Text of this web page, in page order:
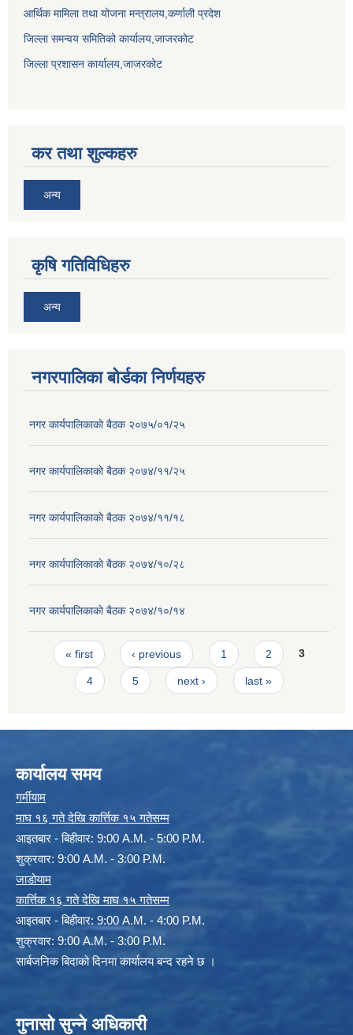
आर्थिक मामिला तथा योजना मन्त्रालय,कर्णाली प्रदेश
जिल्ला समन्वय समितिको कार्यालय,जाजरकाेट
जिल्ला प्रशासन कार्यालय,जाजरकोट
कर तथा शुल्कहरु
अन्य
कृषि गतिविधिहरु
अन्य
नगरपालिका बोर्डका निर्णयहरु
नगर कार्यपालिकाकाे बैठक २०७५/०१/२५
नगर कार्यपालिकाकाे बैठक २०७४/११/२५
नगर कार्यपालिकाकाे बैठक २०७४/११/१८
नगर कार्यपालिकाकाे बैठक २०७४/१०/२८
नगर कार्यपालिकाकाे बैठक २०७४/१०/१४
Pages
« first ‹ previous 1 2 3
4 5 next › last »
कार्यालय समय
गर्मीयाम
माघ १६ गते देखि कार्त्तिक १५ गतेसम्म
आइतबार - बिहीवार: 9:00 A.M. - 5:00 P.M.
शुक्रवार: 9:00 A.M. - 3:00 P.M.
जाडोयाम
कार्त्तिक १६ गते देखि माघ १५ गतेसम्म
आइतबार - बिहीवार: 9:00 A.M. - 4:00 P.M.
शुक्रवार: 9:00 A.M. - 3:00 P.M.
सार्बजनिक बिदाको दिनमा कार्यालय बन्द रहने छ ।
गुनासो सुन्ने अधिकारी